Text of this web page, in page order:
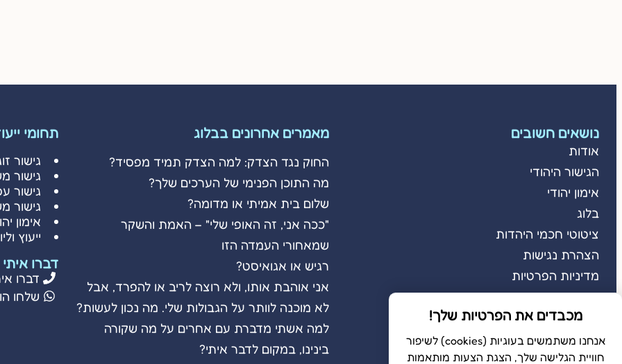
נושאים חשובים
אודות
הגישור היהודי
אימון יהודי
בלוג
ציטוטי חכמי היהדות
הצהרת נגישות
מדיניות הפרטיות
מאמרים אחרונים בבלוג
החוק נגד הצדק: למה הצדק תמיד מפסיד?
מה התוכן הפנימי של הערכים שלך?
שלום בית אמיתי או מדומה?
"ככה אני, זה האופי שלי" – האמת והשקר
שמאחורי העמדה הזו
רגיש או אגואיסט?
אני אוהבת אותו, ולא רוצה לריב או להפרד, אבל
לא מוכנה לוותר על הגבולות שלי. מה נכון לעשות?
למה אשתי מדברת עם אחרים על מה שקורה
בינינו, במקום לדבר איתי?
תחומי
גישור
גישור
גישור
גישור
אימון
ייעוץ
דברו איתי
דברו איתי: 052-
שלחו הודעה:
מכבדים את הפרטיות שלך!
אנחנו משתמשים בעוגיות (cookies) לשיפור
חוויית הגלישה שלך, הצגת הצעות מותאמות